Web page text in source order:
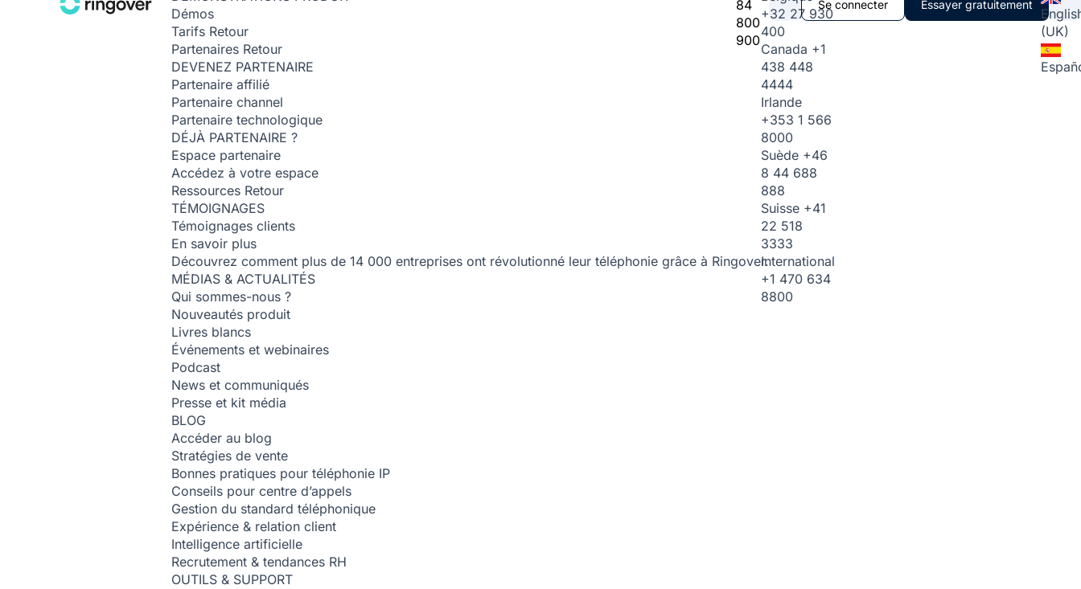
Démos
Tarifs Retour
Partenaires Retour
DEVENEZ PARTENAIRE
Partenaire affilié
Partenaire channel
Partenaire technologique
DÉJÀ PARTENAIRE ?
Espace partenaire
Accédez à votre espace
Ressources Retour
TÉMOIGNAGES
Témoignages clients
En savoir plus
Découvrez comment plus de 14 000 entreprises ont révolutionné leur téléphonie grâce à Ringover.
MÉDIAS & ACTUALITÉS
Qui sommes-nous ?
Nouveautés produit
Livres blancs
Événements et webinaires
Podcast
News et communiqués
Presse et kit média
BLOG
Accéder au blog
Stratégies de vente
Bonnes pratiques pour téléphonie IP
Conseils pour centre d’appels
Gestion du standard téléphonique
Expérience & relation client
Intelligence artificielle
Recrutement & tendances RH
OUTILS & SUPPORT
84
800
900
+32 27 930
400
Canada +1
438 448
4444
Irlande
+353 1 566
8000
Suède +46
8 44 688
888
Suisse +41
22 518
3333
International
+1 470 634
8800
Se connecter Essayer gratuitement
(UK)